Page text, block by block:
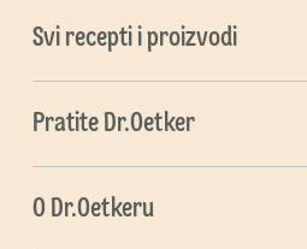
Svi recepti i proizvodi
Pratite Dr.Oetker
O Dr.Oetkeru